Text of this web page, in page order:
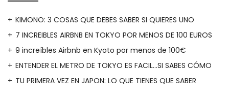
KIMONO: 3 COSAS QUE DEBES SABER SI QUIERES UNO
7 INCREIBLES AIRBNB EN TOKYO POR MENOS DE 100 EUROS
9 increíbles Airbnb en Kyoto por menos de 100€
ENTENDER EL METRO DE TOKYO ES FACIL…SI SABES CÓMO
TU PRIMERA VEZ EN JAPON: LO QUE TIENES QUE SABER